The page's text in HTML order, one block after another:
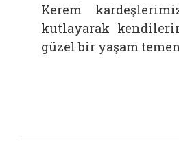
Kerem
kutlayarak
güzel bir yaşam